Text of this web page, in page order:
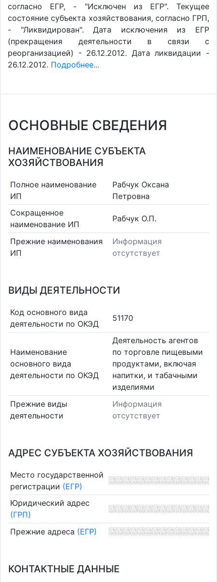
согласно ЕГР, - "Исключен из ЕГР". Текущее
состояние субъекта хозяйствования, согласно ГРП,
- "Ликвидирован". Дата исключения из ЕГР
(прекращения деятельности в связи с
реорганизацией) - 26.12.2012. Дата ликвидации -
26.12.2012. Подробнее...
ОСНОВНЫЕ СВЕДЕНИЯ
НАИМЕНОВАНИЕ СУБЪЕКТА
ХОЗЯЙСТВОВАНИЯ
Полное наименование
ИП
Рабчук Оксана
Петровна
Сокращенное
наименование ИП
Рабчук О.П.
Прежние наименования
ИП
Информация
отсутствует
ВИДЫ ДЕЯТЕЛЬНОСТИ
Код основного вида
деятельности по ОКЭД
51170
Наименование
основного вида
деятельности по ОКЭД
Деятельность агентов
по торговле пищевыми
продуктами, включая
напитки, и табачными
изделиями
Прежние виды
деятельности
Информация
отсутствует
АДРЕС СУБЪЕКТА ХОЗЯЙСТВОВАНИЯ
Место государственной
регистрации (ЕГР)
Юридический адрес
(ГРП)
Прежние адреса (ЕГР)
КОНТАКТНЫЕ ДАННЫЕ